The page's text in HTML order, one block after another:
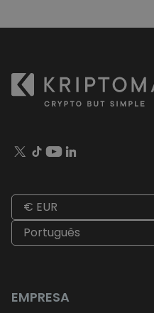
€ EUR
Português
EMPRESA